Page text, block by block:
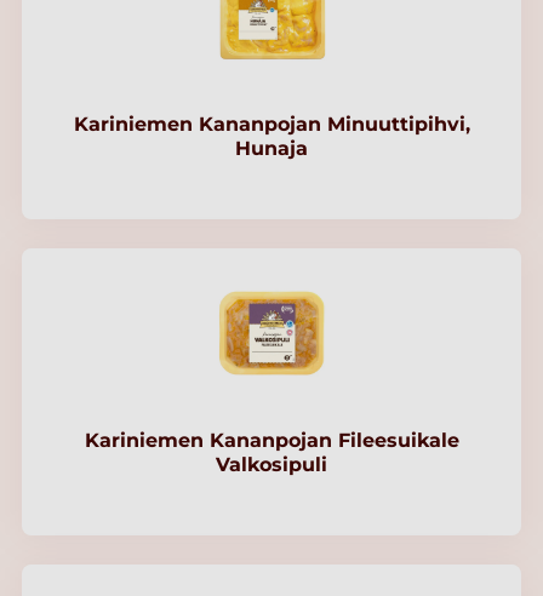
Kariniemen Kananpojan Minuuttipihvi,
Hunaja
Kariniemen Kananpojan Fileesuikale
Valkosipuli